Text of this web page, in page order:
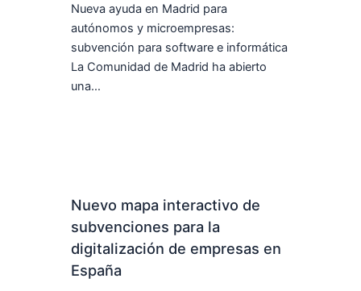
Nueva ayuda en Madrid para
autónomos y microempresas:
subvención para software e informática
La Comunidad de Madrid ha abierto
una…
Nuevo mapa interactivo de
subvenciones para la
digitalización de empresas en
España